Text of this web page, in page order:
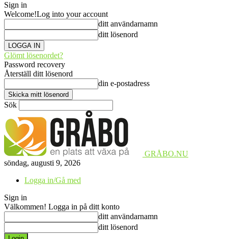
Sign in
Welcome!Log into your account
ditt användarnamn
ditt lösenord
Glömt lösenordet?
Password recovery
Återställ ditt lösenord
din e-postadress
Sök
GRÅBO.NU
söndag, augusti 9, 2026
Logga in/Gå med
Sign in
Välkommen! Logga in på ditt konto
ditt användarnamn
ditt lösenord